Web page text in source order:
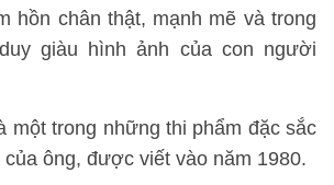
hồn chân thật, mạnh mẽ và trong
giàu hình ảnh của con người
một trong những thi phẩm đặc sắc
của ông, được viết vào năm 1980.